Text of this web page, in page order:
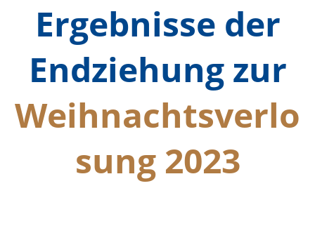
Ergebnisse der
Endziehung zur
Weihnachtsverlo
sung 2023